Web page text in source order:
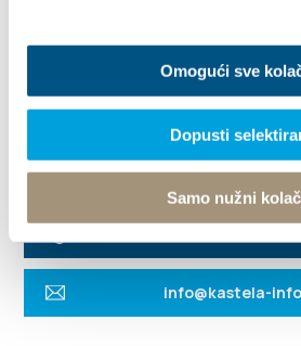
Omogući sve
Dopusti
Samo nužni
Villa Nika, Kamberovo šetalište 30
info@kastela-